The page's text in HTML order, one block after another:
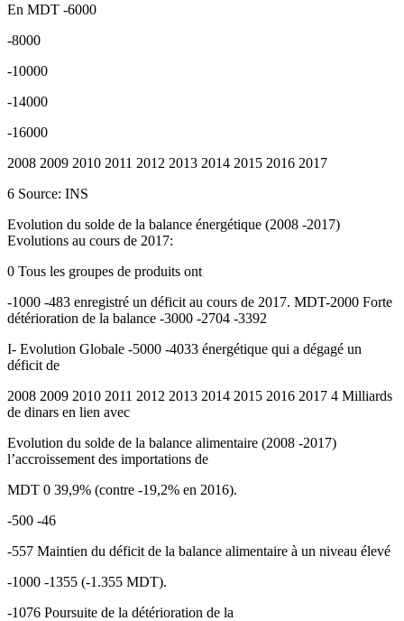
En MDT -6000
-8000
-10000
-14000
-16000
2008 2009 2010 2011 2012 2013 2014 2015 2016 2017
6 Source: INS
Evolution du solde de la balance énergétique (2008 -2017)
Evolutions au cours de 2017:
0 Tous les groupes de produits ont
-1000 -483 enregistré un déficit au cours de 2017. MDT-2000 Forte
détérioration de la balance -3000 -2704 -3392
I- Evolution Globale -5000 -4033 énergétique qui a dégagé un
déficit de
2008 2009 2010 2011 2012 2013 2014 2015 2016 2017 4 Milliards
de dinars en lien avec
Evolution du solde de la balance alimentaire (2008 -2017)
l’accroissement des importations de
MDT 0 39,9% (contre -19,2% en 2016).
-500 -46
-557 Maintien du déficit de la balance alimentaire à un niveau élevé
-1000 -1355 (-1.355 MDT).
-1076 Poursuite de la détérioration de la